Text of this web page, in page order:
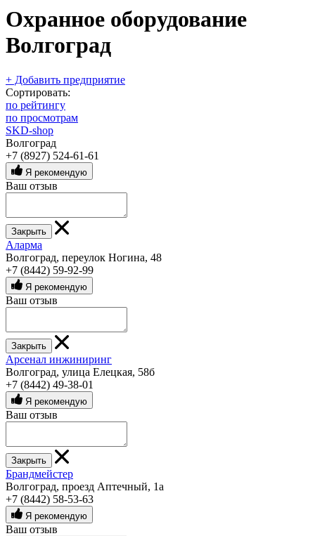
Охранное оборудование
Волгоград
+ Добавить предприятие
Сортировать:
по рейтингу
по просмотрам
SKD-shop
Волгоград
+7 (8927) 524-61-61
Я рекомендую
Ваш отзыв
Закрыть
Аларма
Волгоград, переулок Ногина, 48
+7 (8442) 59-92-99
Я рекомендую
Ваш отзыв
Закрыть
Арсенал инжиниринг
Волгоград, улица Елецкая, 58б
+7 (8442) 49-38-01
Я рекомендую
Ваш отзыв
Закрыть
Брандмейстер
Волгоград, проезд Аптечный, 1а
+7 (8442) 58-53-63
Я рекомендую
Ваш отзыв